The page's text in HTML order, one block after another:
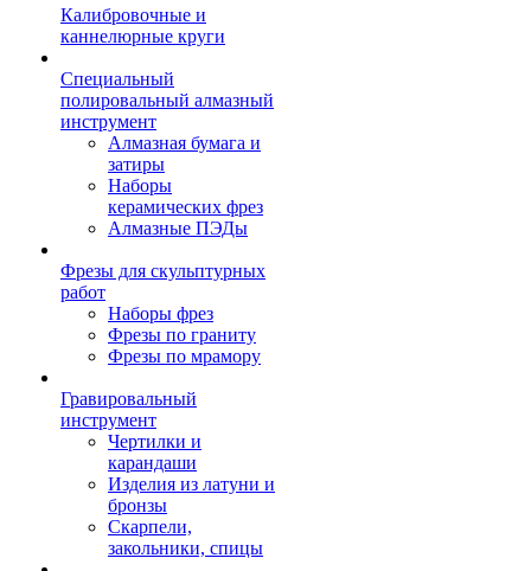
Калибровочные и
каннелюрные круги
Специальный
полировальный алмазный
инструмент
Алмазная бумага и
затиры
Наборы
керамических фрез
Алмазные ПЭДы
Фрезы для скульптурных
работ
Наборы фрез
Фрезы по граниту
Фрезы по мрамору
Гравировальный
инструмент
Чертилки и
карандаши
Изделия из латуни и
бронзы
Скарпели,
закольники, спицы